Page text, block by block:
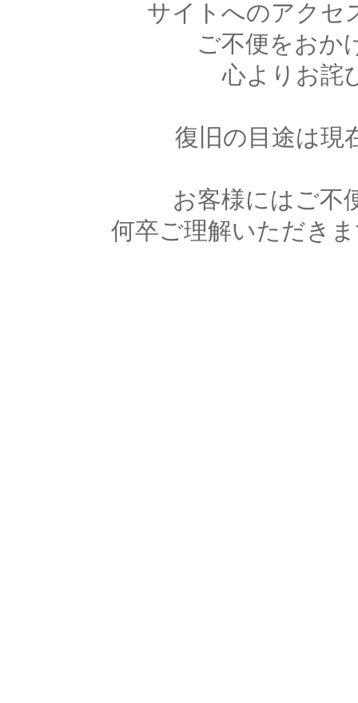
サイトへのアクセ
ご不便をおか
心よりお詫
復旧の目途は現
お客様にはご不
何卒ご理解いただき